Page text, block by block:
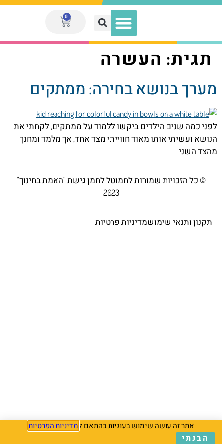
0
תגית: העשרה
מערך בנושא בחירה: ממתקים
לפני כמה שנים הילדים ביקשו ללמוד על ממתקים, לקחתי את
הנושא ועשיתי אותו מאוד חווייתי מצד אחד, אך מלמד ומחנך
מהצד השני
© כל הזכויות שמורות לחמוטל לחמן גישת "האמת בחינוך"
2023
תקנון ותנאי שימושמדיניות פרטיות
אתר זה עושה שימוש בעוגיות בהתאם ל מדיניות הפרטיות
הבנתי